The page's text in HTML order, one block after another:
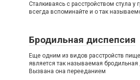
Сталкиваясь с расстройством стула у
всегда вспоминайте и о так
Бродильная диспепсия
Еще одним из видов расстройств
является так называемая бродильная
Вызвана она перееданием